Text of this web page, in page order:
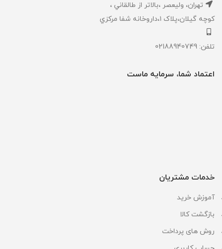
تهران، ‎وليعصر ،بالاتر از طالقاني ،
كوچه گيلان،پلاک ۱،داروخانه شفا مركزي
تلفن: 02188940749
اعتماد شما، سرمایه ماست
خدمات مشتریان
آموزش خرید
بازگشت کالا
روش های پرداخت